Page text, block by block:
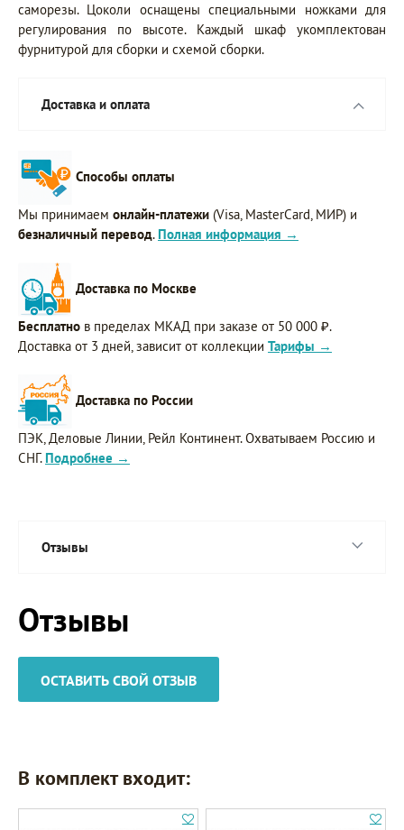
саморезы. Цоколи оснащены специальными ножками для
регулирования по высоте. Каждый шкаф укомплектован
фурнитурой для сборки и схемой сборки.
Доставка и оплата
Способы оплаты
Мы принимаем онлайн-платежи (Visa, MasterCard, МИР) и
безналичный перевод. Полная информация →
Доставка по Москве
Бесплатно в пределах МКАД при заказе от 50 000 ₽.
Доставка от 3 дней, зависит от коллекции Тарифы →
Доставка по России
ПЭК, Деловые Линии, Рейл Континент. Охватываем Россию и
СНГ. Подробнее →
Отзывы
Отзывы
ОСТАВИТЬ СВОЙ ОТЗЫВ
В комплект входит: